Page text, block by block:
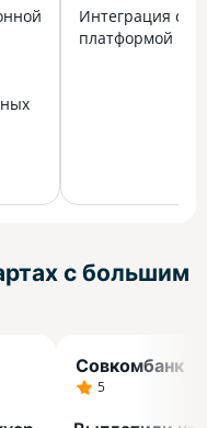
Интеграция с
платформой
с большим
Совкомбанк
5